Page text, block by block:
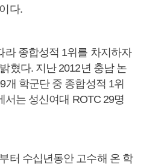
다.
라 종합성적 1위를 차지하자
혔다. 지난 2012년 충남 논
학군단 중 종합성적 1위
는 성신여대 ROTC 29명
터 수십년동안 고수해 온 학